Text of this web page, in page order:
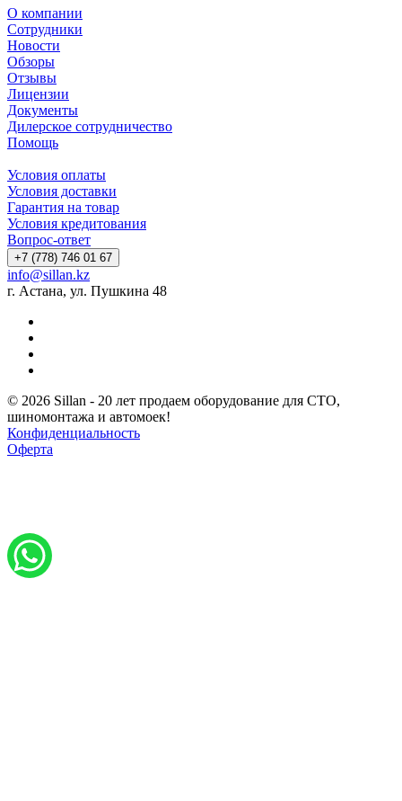
О компании
Сотрудники
Новости
Обзоры
Отзывы
Лицензии
Документы
Дилерское сотрудничество
Помощь
Условия оплаты
Условия доставки
Гарантия на товар
Условия кредитования
Вопрос-ответ
+7 (778) 746 01 67
info@sillan.kz
г. Астана, ул. Пушкина 48
© 2026 Sillan - 20 лет продаем оборудование для СТО,
шиномонтажа и автомоек!
Конфиденциальность
Оферта